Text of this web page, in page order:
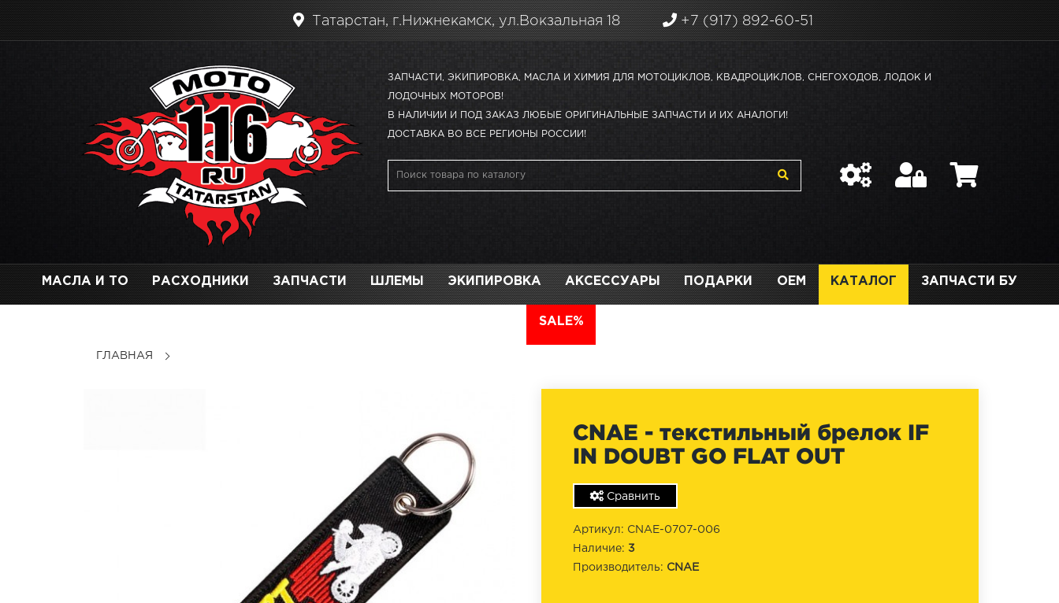
Татарстан, г.Нижнекамск, ул.Вокзальная 18 +7 (917) 892-60-51
ЗАПЧАСТИ, ЭКИПИРОВКА, МАСЛА И ХИМИЯ ДЛЯ МОТОЦИКЛОВ, КВАДРОЦИКЛОВ, СНЕГОХОДОВ, ЛОДОК И
ЛОДОЧНЫХ МОТОРОВ!
В НАЛИЧИИ И ПОД ЗАКАЗ ЛЮБЫЕ ОРИГИНАЛЬНЫЕ ЗАПЧАСТИ И ИХ АНАЛОГИ!
ДОСТАВКА ВО ВСЕ РЕГИОНЫ РОССИИ!
МАСЛА И ТО РАСХОДНИКИ ЗАПЧАСТИ ШЛЕМЫ ЭКИПИРОВКА АКСЕССУАРЫ ПОДАРКИ OEM КАТАЛОГ ЗАПЧАСТИ БУ
SALE%
ГЛАВНАЯ
CNAE - текстильный брелок IF
IN DOUBT GO FLAT OUT
Сравнить
Артикул: CNAE-0707-006
Наличие: 3
Производитель: CNAE